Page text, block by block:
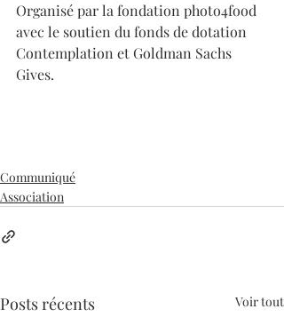
Organisé par la fondation photo4food
avec le soutien du fonds de dotation
Contemplation et Goldman Sachs
Gives.
Communiqué
Association
Posts récents Voir tout